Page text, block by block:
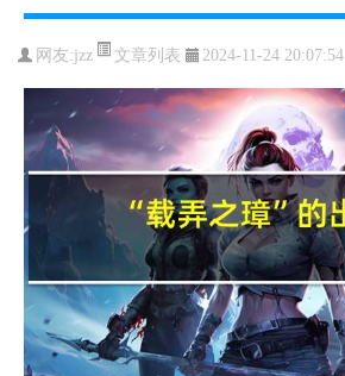
网友:jzz 文章列表 2024-11-24 20:07:54